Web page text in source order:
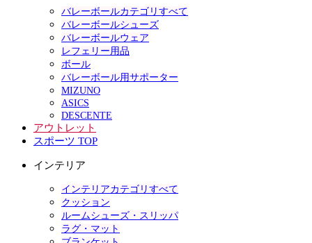
バレーボールカテゴリすべて
バレーボールシューズ
バレーボールウェア
レフェリー用品
ボール
バレーボール用サポーター
MIZUNO
ASICS
DESCENTE
アウトレット
スポーツ TOP
インテリア
インテリアカテゴリすべて
クッション
ルームシューズ・スリッパ
ラグ・マット